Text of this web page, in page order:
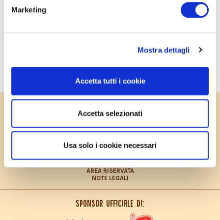
Marketing
Mostra dettagli
Accetta tutti i cookie
Accetta selezionati
Usa solo i cookie necessari
CONDIVIDI SU FACEBOOK
PRIVACY POLICY
CONTRIBUTO FEASR
CONTATTI
LAVORA CON NOI
PRIVACY POLICY – INFORMATIVA CONSUMATORI
AREA RISERVATA
NOTE LEGALI
Sponsor ufficiale di: